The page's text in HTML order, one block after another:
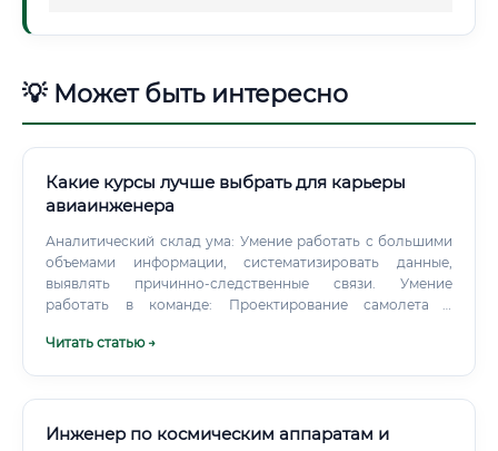
💡 Может быть интересно
Какие курсы лучше выбрать для карьеры
авиаинженера
Аналитический склад ума: Умение работать с большими
объемами информации, систематизировать данные,
выявлять причинно-следственные связи. Умение
работать в команде: Проектирование самолета –
взаимодействия с коллегами из разных отделов.
Читать статью →
Инженер по космическим аппаратам и